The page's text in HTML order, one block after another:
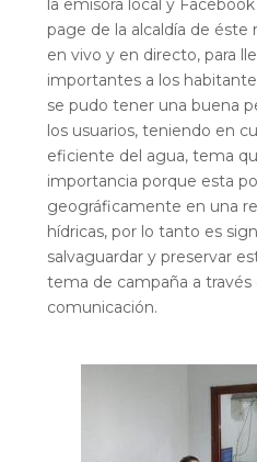
la emisora local y
page de la alcaldía de éste
en vivo y en directo, para
importantes a los
se pudo tener una buena
los usuarios, teniendo en
eficiente del agua, tema
importancia porque esta
geográficamente en una
hídricas, por lo tanto es
salvaguardar y preservar
tema de campaña a través
comunicación.